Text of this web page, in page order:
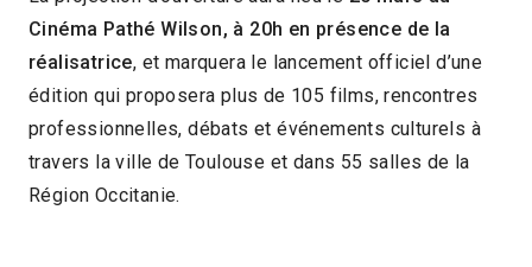
Cinéma Pathé Wilson, à 20h en présence de la
réalisatrice, et marquera le lancement officiel d’une
édition qui proposera plus de 105 films, rencontres
professionnelles, débats et événements culturels à
travers la ville de Toulouse et dans 55 salles de la
Région Occitanie.